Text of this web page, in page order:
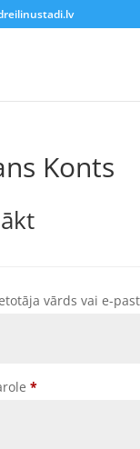
Konts
vārds vai e-
*Required